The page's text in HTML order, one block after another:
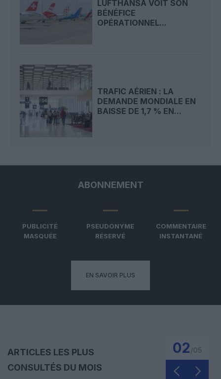
LUFTHANSA VOIT SON
BÉNÉFICE
OPÉRATIONNEL...
TRAFIC AÉRIEN : LA
DEMANDE MONDIALE EN
BAISSE DE 1,7 % EN...
ABONNEMENT
PUBLICITÉ
MASQUÉE
PSEUDONYME
RÉSERVÉ
COMMENTAIRE
INSTANTANÉ
EN SAVOIR PLUS
ARTICLES LES PLUS
CONSULTÉS DU MOIS
03